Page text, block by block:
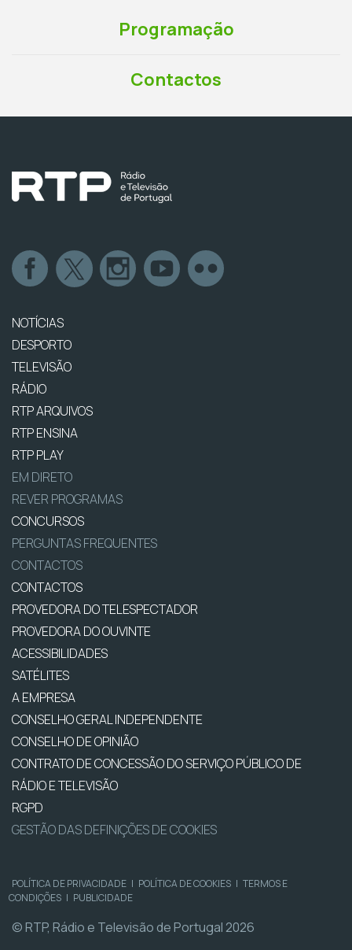
Programação
Contactos
NOTÍCIAS
DESPORTO
TELEVISÃO
RÁDIO
RTP ARQUIVOS
RTP ENSINA
RTP PLAY
EM DIRETO
REVER PROGRAMAS
CONCURSOS
PERGUNTAS FREQUENTES
CONTACTOS
CONTACTOS
PROVEDORA DO TELESPECTADOR
PROVEDORA DO OUVINTE
ACESSIBILIDADES
SATÉLITES
A EMPRESA
CONSELHO GERAL INDEPENDENTE
CONSELHO DE OPINIÃO
CONTRATO DE CONCESSÃO DO SERVIÇO PÚBLICO DE
RÁDIO E TELEVISÃO
RGPD
GESTÃO DAS DEFINIÇÕES DE COOKIES
POLÍTICA DE PRIVACIDADE | POLÍTICA DE COOKIES | TERMOS E
CONDIÇÕES | PUBLICIDADE
© RTP, Rádio e Televisão de Portugal 2026